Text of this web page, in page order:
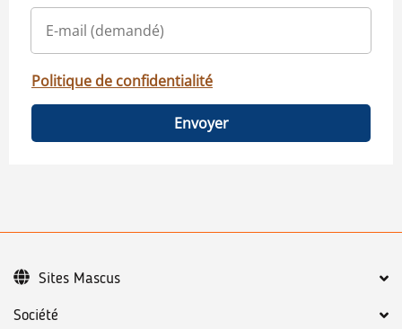
Politique de confidentialité
Envoyer
Société
Sites Mascus